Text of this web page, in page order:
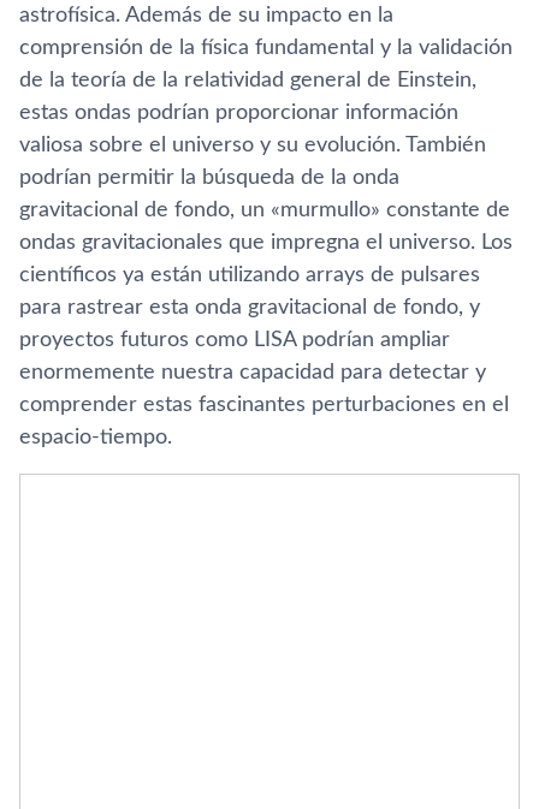
astrofísica. Además de su impacto en la
comprensión de la física fundamental y la validación
de la teoría de la relatividad general de Einstein,
estas ondas podrían proporcionar información
valiosa sobre el universo y su evolución. También
podrían permitir la búsqueda de la onda
gravitacional de fondo, un «murmullo» constante de
ondas gravitacionales que impregna el universo. Los
científicos ya están utilizando arrays de pulsares
para rastrear esta onda gravitacional de fondo, y
proyectos futuros como LISA podrían ampliar
enormemente nuestra capacidad para detectar y
comprender estas fascinantes perturbaciones en el
espacio-tiempo.